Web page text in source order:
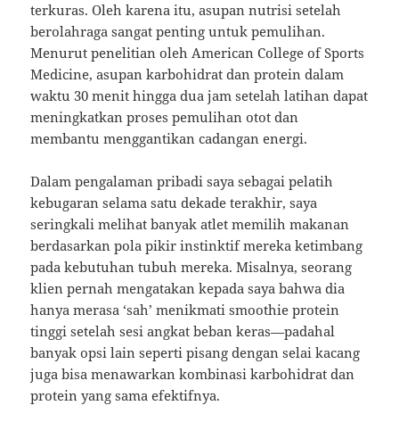
terkuras. Oleh karena itu, asupan nutrisi setelah
berolahraga sangat penting untuk pemulihan.
Menurut penelitian oleh American College of Sports
Medicine, asupan karbohidrat dan protein dalam
waktu 30 menit hingga dua jam setelah latihan dapat
meningkatkan proses pemulihan otot dan
membantu menggantikan cadangan energi.
Dalam pengalaman pribadi saya sebagai pelatih
kebugaran selama satu dekade terakhir, saya
seringkali melihat banyak atlet memilih makanan
berdasarkan pola pikir instinktif mereka ketimbang
pada kebutuhan tubuh mereka. Misalnya, seorang
klien pernah mengatakan kepada saya bahwa dia
hanya merasa ‘sah’ menikmati smoothie protein
tinggi setelah sesi angkat beban keras—padahal
banyak opsi lain seperti pisang dengan selai kacang
juga bisa menawarkan kombinasi karbohidrat dan
protein yang sama efektifnya.